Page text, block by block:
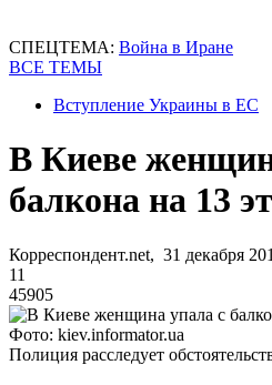
СПЕЦТЕМА: Война в Иране
ВСЕ ТЕМЫ
Вступление Украины в ЕС
В Киеве
балкона на 13
Корреспондент.net, 31 декабря
11
45905
Фото: kiev.informator.ua
Полиция расследует